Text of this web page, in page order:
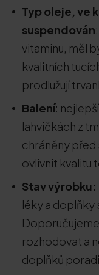
Typ oleje, ve
suspendován
vitaminu, měl
kvalitních
prodlužují
Balení:
lahvičkách z
chráněny před
ovlivnit kvalitu
Stav výrobku:
léky a doplňky
rozhodovat a
doplňků